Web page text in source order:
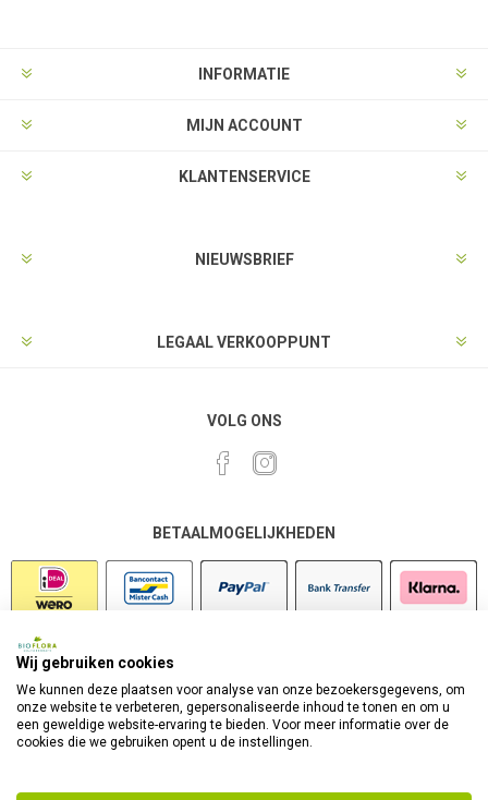
INFORMATIE
MIJN ACCOUNT
KLANTENSERVICE
NIEUWSBRIEF
LEGAAL VERKOOPPUNT
VOLG ONS
BETAALMOGELIJKHEDEN
Wij gebruiken cookies
We kunnen deze plaatsen voor analyse van onze bezoekersgegevens, om
onze website te verbeteren, gepersonaliseerde inhoud te tonen en om u
een geweldige website-ervaring te bieden. Voor meer informatie over de
cookies die we gebruiken opent u de instellingen.